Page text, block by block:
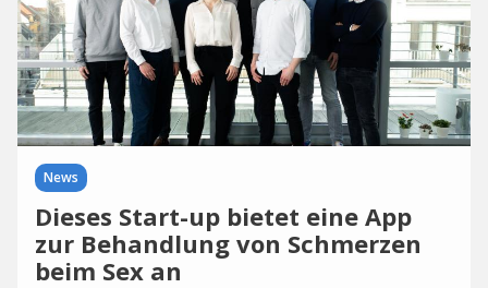
News
Dieses Start-up bietet eine App
zur Behandlung von Schmerzen
beim Sex an